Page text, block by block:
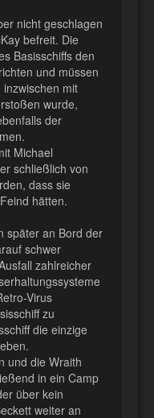
nicht geschlagen
befreit. Die
Basisschiffs den
und müssen
mit
wurde,
der
Michael
schließlich von
dass sie
hätten.
später an Bord der
schwer
zahlreicher
Virus
zu
die einzige
und die Wraith
in ein Camp
über kein
weiter an